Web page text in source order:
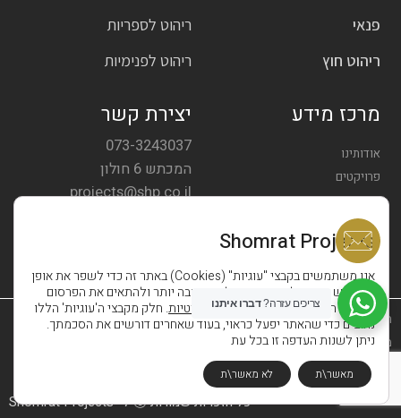
פנאי
ריהוט חוץ
ריהוט לספריות
ריהוט לפנימיות
מרכז מידע
אודותינו
פרויקטים
צרו קשר
יצירת קשר
073-3243037
המכתש 6 חולון
projects@shp.co.il
הצהרת נגישות
מדיניות פרטיות
תקנון אתר
כל הזכויות שמורות Ⓒ ל- Shomrat Projects
Shomrat Projects
אנו משתמשים בקבצי "עוגיות" (Cookies) באתר זה כדי לשפר את אופן
השימוש באתר, לספק חווית גלישה טובה יותר ולהתאים את הפרסום
במדיות השונות בהתאםלמדיניות הפרטיות. חלק מקבצי ה'עוגיות' הללו
נחוצים כדי שהאתר יפעל כראוי, בעוד שאחרים דורשים את הסכמתך.
ניתן לשנות העדפה זו בכל עת
מאשר\ת לא מאשר\ת
צריכים עזרה?דברו איתנו